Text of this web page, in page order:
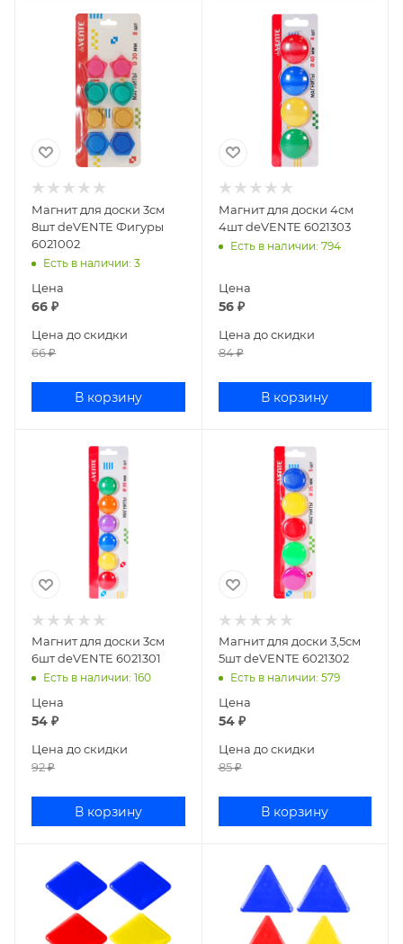
Магнит для доски 3см
8шт deVENTE Фигуры
6021002
Есть в наличии: 3
Цена
66 ₽
Цена до скидки
66₽
В корзину
Магнит для доски 4см
4шт deVENTE 6021303
Есть в наличии: 794
Цена
56₽
Цена до скидки
84₽
В корзину
Магнит для доски 3см
6шт deVENTE 6021301
Есть в наличии: 160
Цена
54 ₽
Цена до скидки
92₽
В корзину
Магнит для доски 3,5см
5шт deVENTE 6021302
Есть в наличии: 579
Цена
54₽
Цена до скидки
85₽
В корзину